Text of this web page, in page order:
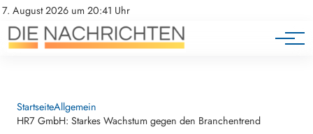
7. August 2026 um 20:41 Uhr
StartseiteAllgemein
HR7 GmbH: Starkes Wachstum gegen den Branchentrend